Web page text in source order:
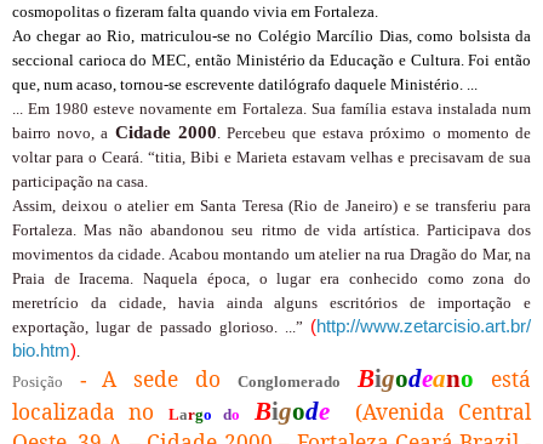
cosmopolitas o fizeram falta quando vivia em Fortaleza.
Ao chegar ao Rio, matriculou-se no Colégio Marcílio Dias, como bolsista da
seccional carioca do MEC, então Ministério da Educação e Cultura. Foi então
que, num acaso, tornou-se escrevente datilógrafo daquele Ministério. ...
... Em 1980 esteve novamente em Fortaleza. Sua família estava instalada num
bairro novo, a Cidade 2000 . Percebeu que estava próximo o momento de
voltar para o Ceará. “titia, Bibi e Marieta estavam velhas e precisavam de sua
participação na casa.
Assim, deixou o atelier em Santa Teresa (Rio de Janeiro) e se transferiu para
Fortaleza. Mas não abandonou seu ritmo de vida artística. Participava dos
movimentos da cidade. Acabou montando um atelier na rua Dragão do Mar, na
Praia de Iracema. Naquela época, o lugar era conhecido como zona do
meretrício da cidade, havia ainda alguns escritórios de importação e
exportação, lugar de passado glorioso. ...” (http://www.zetarcisio.art.br/
bio.htm)
Posição
- A sede do Conglomerado Bigodeano está
localizada no
Largo do Bigode
(Avenida Central